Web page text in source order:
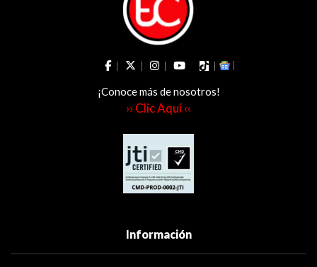
¡Conoce más de nosotros!
›› Clic Aquí ‹‹
Información